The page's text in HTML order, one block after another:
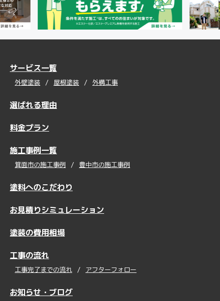
サービス一覧
外壁塗装 屋根塗装 外構工事
選ばれる理由
料金プラン
施工事例一覧
箕面市の施工事例 豊中市の施工事例
塗料へのこだわり
お見積りシミュレーション
塗装の費用相場
工事の流れ
工事完了までの流れ アフターフォロー
お知らせ・ブログ